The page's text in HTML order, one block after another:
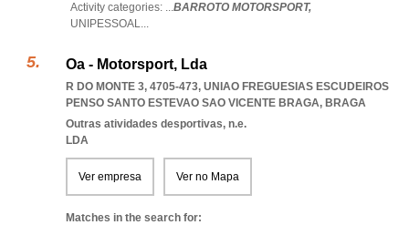
Activity categories: ...BARROTO MOTORSPORT,
UNIPESSOAL...
Oa - Motorsport, Lda
R DO MONTE 3, 4705-473, UNIAO FREGUESIAS ESCUDEIROS
PENSO SANTO ESTEVAO SAO VICENTE BRAGA, BRAGA
Outras atividades desportivas, n.e.
LDA
Ver empresa Ver no Mapa
Matches in the search for: